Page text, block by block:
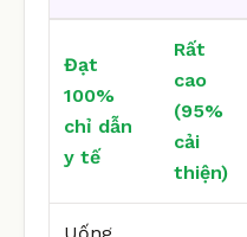
Đạt
100%
chỉ dẫn
y tế
Rất
cao
(95%
cải
thiện)